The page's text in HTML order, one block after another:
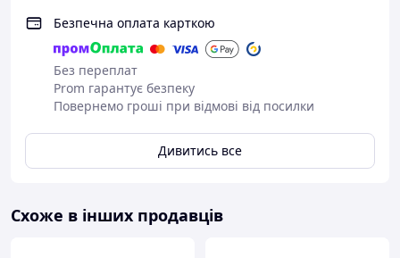
Безпечна оплата карткою
Без переплат
Prom гарантує безпеку
Повернемо гроші при відмові від посилки
Дивитись все
Схоже в інших продавців